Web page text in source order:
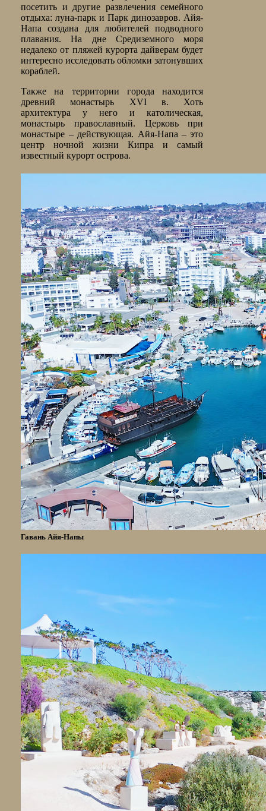
посетить и другие развлечения семейного
отдыха: луна-парк и Парк динозавров. Айя-
Напа создана для любителей подводного
плавания. На дне Средиземного моря
недалеко от пляжей курорта дайверам будет
интересно исследовать обломки затонувших
кораблей.
Также на территории города находится
древний монастырь XVI в. Хоть
архитектура у него и католическая,
монастырь православный. Церковь при
монастыре – действующая. Айя-Напа – это
центр ночной жизни Кипра и самый
известный курорт острова.
Гавань Айя-Напы